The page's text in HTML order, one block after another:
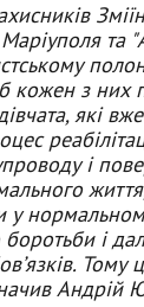
та
кожен з них
які
і
і
Тому
Андрій